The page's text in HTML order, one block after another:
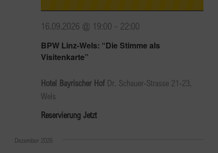
BPW Linz-Wels: “Die Stimme als
Visitenkarte”
16.09.2026 @ 19:00 - 22:00
Hotel Bayrischer Hof Dr. Schauer-Strasse 21-23,
Wels
Reservierung Jetzt
Dezember 2026